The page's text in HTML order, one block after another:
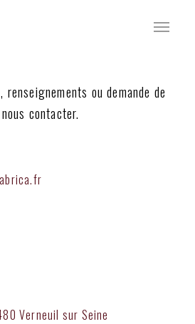
Menu
ou demande de
contacter.
Verneuil sur Seine